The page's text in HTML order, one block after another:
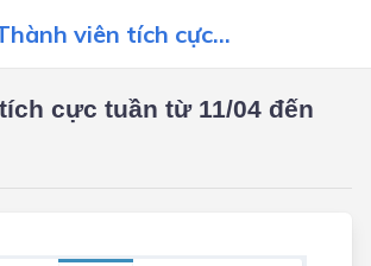
viên tích cực...
cực tuần từ 11/04 đến